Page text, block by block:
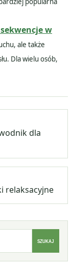
w
ale także
Dla wielu osób,
dla
relaksacyjne
SZUKAJ